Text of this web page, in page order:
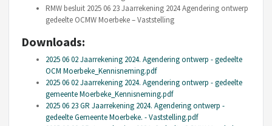
RMW besluit 2025 06 23 Jaarrekening 2024 Agendering ontwerp
gedeelte OCMW Moerbeke – Vaststelling
Downloads:
2025 06 02 Jaarrekening 2024. Agendering ontwerp - gedeelte
OCM Moerbeke_Kennisneming.pdf
2025 06 02 Jaarrekening 2024. Agendering ontwerp - gedeelte
gemeente Moerbeke_Kennisneming.pdf
2025 06 23 GR Jaarrekening 2024. Agendering ontwerp -
gedeelte Gemeente Moerbeke. - Vaststelling.pdf